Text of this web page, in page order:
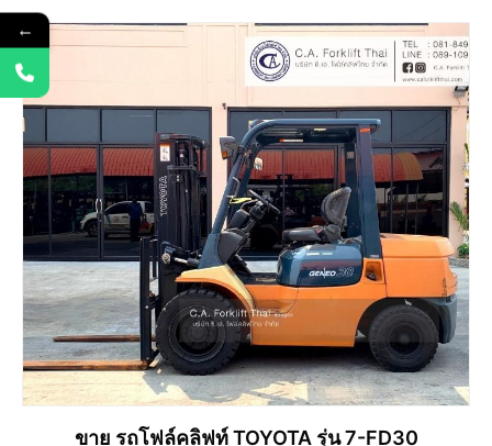
อ่านเพิ่ม
ขาย รถโฟล์คลิฟท์ TOYOTA รุ่น 7-FD30
←